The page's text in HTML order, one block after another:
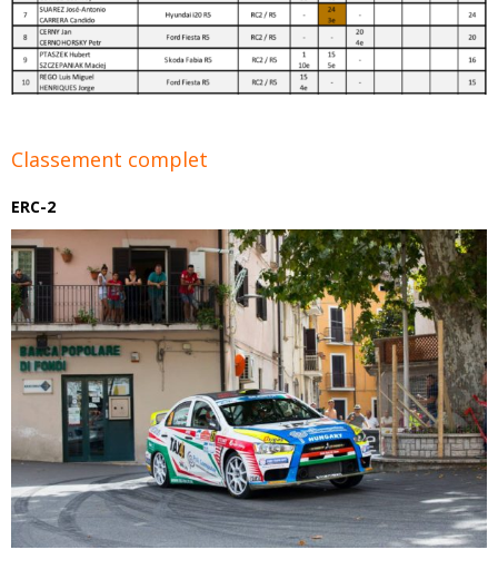
Classement complet
ERC-2